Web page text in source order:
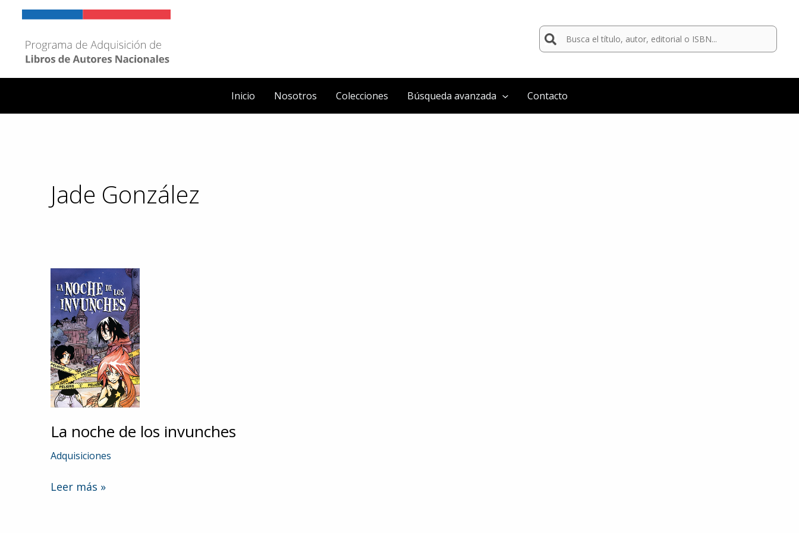
contenido
Buscar
por:
Inicio Nosotros Colecciones Búsqueda avanzada Contacto
Jade González
La noche de los invunches
Adquisiciones
La
Leer más »